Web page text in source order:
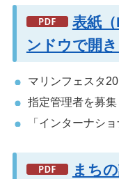
表紙
ンドウで開き
マリンフェスタ
指定管理者を募集
「インターナシ
まち